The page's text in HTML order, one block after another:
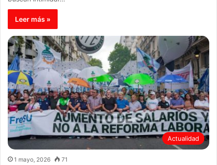
Leer más »
Actualidad
1 mayo, 2026 71